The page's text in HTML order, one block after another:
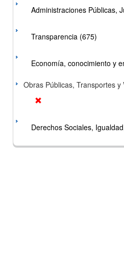
Administraciones Públicas,
Transparencia (675)
Economía, conocimiento y
Obras Públicas, Transportes y
Derechos Sociales,